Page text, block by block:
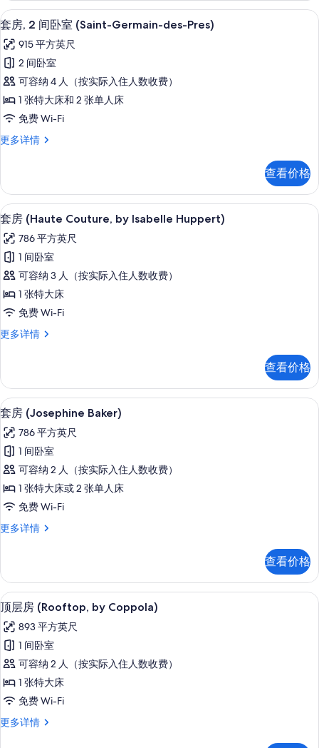
照
片
更
多
息
显
示
套
房,
2
间
卧
室
des-
Pres)
的
所
有
照
片
高档床上用品、记忆海绵床垫、迷你
7
套房, 2 间卧室 (Saint-Germain-des-Pres)
915 平方英尺
2 间卧室
可容纳 4 人（按实际入住人数收费）
1 张特大床和 2 张单人床
免费 Wi-Fi
更多详情
套
卧
室
(Saint-
Germain-
des-
Pres)
更
多
信
息
查看价格
显
示
套
房
(Haute
Couture,
by
Isabelle
所
有
照
片
套房 (Haute Couture, by Isabelle
5
套房 (Haute Couture, by Isabelle Huppert)
786 平方英尺
1 间卧室
可容纳 3 人（按实际入住人数收费）
1 张特大床
免费 Wi-Fi
更多详情
套
by
Isabelle
Huppert)
多
信
息
查看价格
显
示
套
房
(Josephine
Baker)
的
所
片
高档床上用品、记忆海绵床垫、迷你
6
套房 (Josephine Baker)
786 平方英尺
1 间卧室
可容纳 2 人（按实际入住人数收费）
1 张特大床或 2 张单人床
免费 Wi-Fi
更多详情
套
更
多
信
息
查看价格
显
示
顶
层
房
(Rooftop,
by
Coppola)
顶层房 (Rooftop, by Coppola) | 起居
7
顶层房 (Rooftop, by Coppola)
893 平方英尺
1 间卧室
可容纳 2 人（按实际入住人数收费）
1 张特大床
免费 Wi-Fi
更多详情
顶